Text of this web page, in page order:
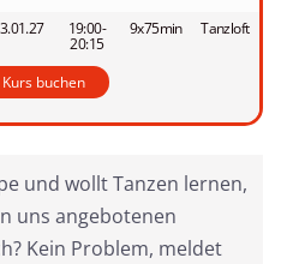
19:00-
20:15
9x75min Tanzloft
buchen
und wollt Tanzen lernen,
uns angebotenen
Kein Problem, meldet